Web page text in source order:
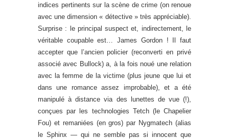
indices pertinents sur la scène de crime (on renoue
avec une dimension « détective » très appréciable).
Surprise : le principal suspect et, indirectement, le
véritable coupable est… James Gordon ! Il faut
accepter que l’ancien policier (reconverti en privé
associé avec Bullock) a, à la fois noué une relation
avec la femme de la victime (plus jeune que lui et
dans une romance assez improbable), et a été
manipulé à distance via des lunettes de vue (!),
conçues par les technologies Tetch (le Chapelier
Fou) et remaniées (en gros) par Nygmatech (alias
le Sphinx — qui ne semble pas si innocent que